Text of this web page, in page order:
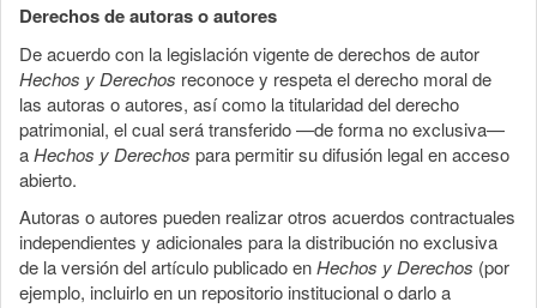
Derechos de autoras o autores
De acuerdo con la legislación vigente de derechos de autor
Hechos y Derechos reconoce y respeta el derecho moral de
las autoras o autores, así como la titularidad del derecho
patrimonial, el cual será transferido —de forma no exclusiva—
aHechos y Derechos para permitir su difusión legal en acceso
abierto.
Autoras o autores pueden realizar otros acuerdos contractuales
independientes y adicionales para la distribución no exclusiva
de la versión del artículo publicado enHechos y Derechos (por
ejemplo, incluirlo en un repositorio institucional o darlo a